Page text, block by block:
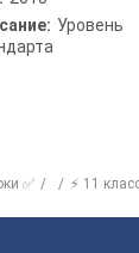
Уровень
✅ ⚡ 11